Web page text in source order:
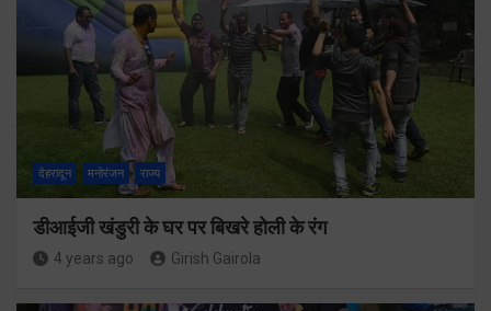
देहरादून मनोरंजन राज्य
डीआईजी खंडुरी के घर पर बिखरे होली के रंग
4 years ago Girish Gairola